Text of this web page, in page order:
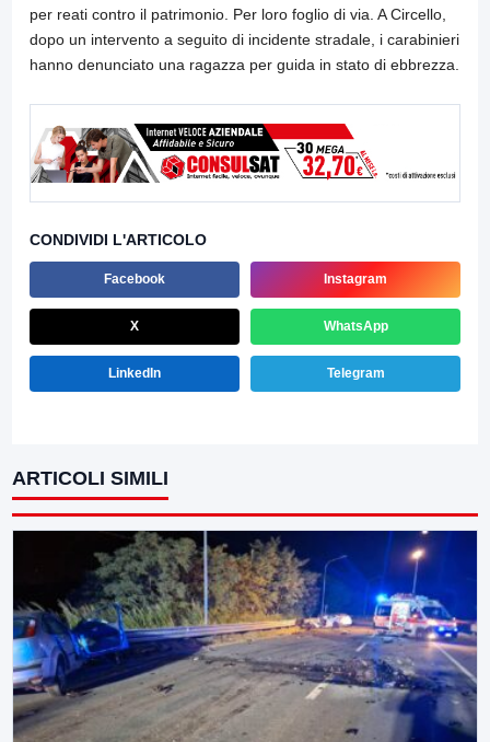
per reati contro il patrimonio. Per loro foglio di via. A Circello,
dopo un intervento a seguito di incidente stradale, i carabinieri
hanno denunciato una ragazza per guida in stato di ebbrezza.
CONDIVIDI L'ARTICOLO
Facebook Instagram
X WhatsApp
LinkedIn Telegram
ARTICOLI SIMILI